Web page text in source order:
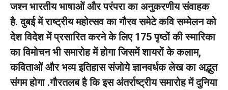
जश्न भारतीय भाषाओं और परंपरा का अनुकरणीय संवाहक
है. दुबई में राष्ट्रीय महोत्सव का गौरव समेटे कवि सम्मेलन को
देश विदेश में प्रसारित करने के लिए 175 पृष्ठों की स्मारिका
का विमोचन भी समारोह में होगा जिसमें शायरों के कलाम,
कविताओं और भव्य इतिहास संजोये ज्ञानवर्धक लेख का अद्भुत
संगम होगा .गौरतलब है कि इस अंतर्राष्ट्रीय समारोह में दुनिया